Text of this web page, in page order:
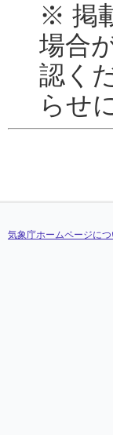
※ 掲
場合
認く
らせ
気象庁ホームページにつ